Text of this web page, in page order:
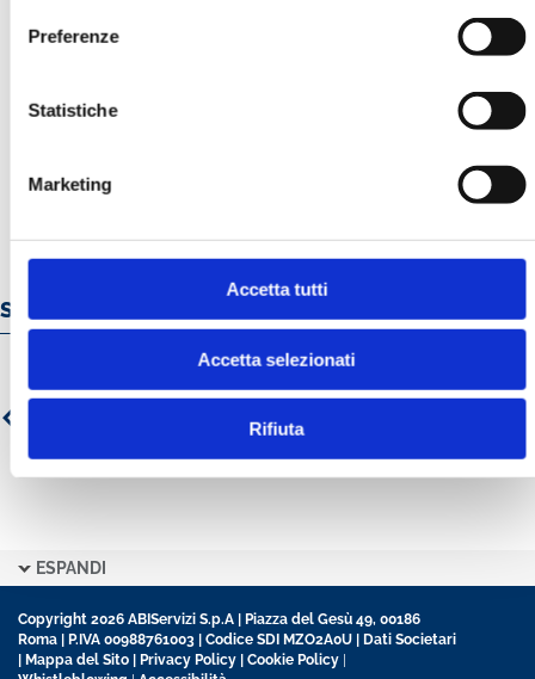
Preferenze
Statistiche
Marketing
Accetta tutti
Accetta selezionati
Rifiuta
Servizi e prodotti online
ESPANDI
Copyright 2026 ABIServizi S.p.A | Piazza del Gesù 49, 00186
Roma | P.IVA 00988761003 | Codice SDI MZO2A0U |
Dati Societari
Mappa del Sito Privacy Policy Cookie Policy